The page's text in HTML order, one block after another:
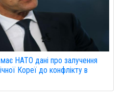
НАТО дані про залучення
Кореї до конфлікту в